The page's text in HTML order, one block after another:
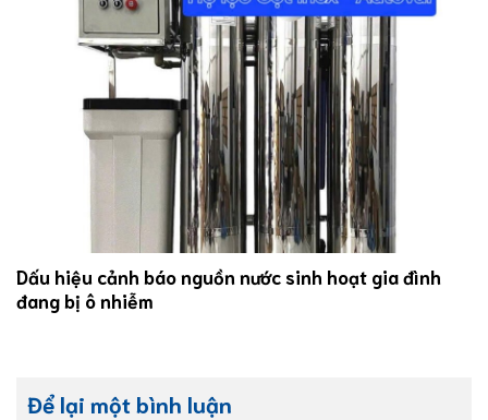
Dấu hiệu cảnh báo nguồn nước sinh hoạt gia đình
đang bị ô nhiễm
Để lại một bình luận